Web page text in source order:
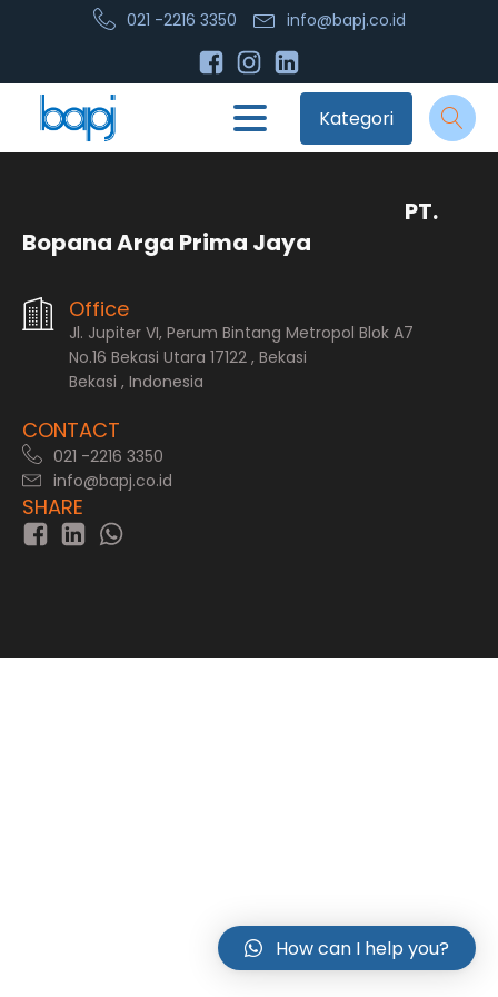
021 -2216 3350 info@bapj.co.id
Kategori
PT.
Bopana Arga Prima Jaya
Office
Jl. Jupiter VI, Perum Bintang Metropol Blok A7
No.16 Bekasi Utara 17122 , Bekasi
Bekasi , Indonesia
CONTACT
021 -2216 3350
info@bapj.co.id
SHARE
How can I help you?